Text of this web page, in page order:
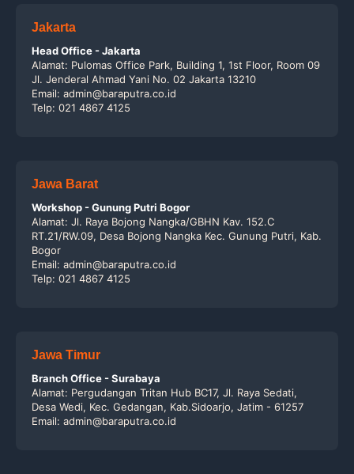
Jakarta
Head Office - Jakarta
Alamat: Pulomas Office Park, Building 1, 1st Floor, Room 09
Jl. Jenderal Ahmad Yani No. 02 Jakarta 13210
Email: admin@baraputra.co.id
Telp: 021 4867 4125
Jawa Barat
Workshop - Gunung Putri Bogor
Alamat: Jl. Raya Bojong Nangka/GBHN Kav. 152.C
RT.21/RW.09, Desa Bojong Nangka Kec. Gunung Putri, Kab.
Bogor
Email: admin@baraputra.co.id
Telp: 021 4867 4125
Jawa Timur
Branch Office - Surabaya
Alamat: Pergudangan Tritan Hub BC17, Jl. Raya Sedati,
Desa Wedi, Kec. Gedangan, Kab.Sidoarjo, Jatim - 61257
Email: admin@baraputra.co.id